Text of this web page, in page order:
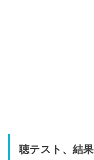
聴テスト、結果